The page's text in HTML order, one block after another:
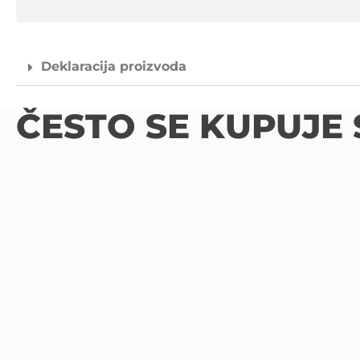
Deklaracija proizvoda
ČESTO SE KUPUJE